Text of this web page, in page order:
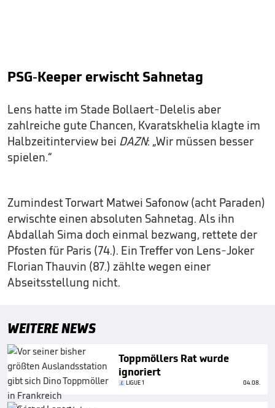
PSG-Keeper erwischt Sahnetag
Lens hatte im Stade Bollaert-Delelis aber
zahlreiche gute Chancen, Kvaratskhelia klagte im
Halbzeitinterview bei DAZN: „Wir müssen besser
spielen.“
Zumindest Torwart Matwei Safonow (acht Paraden)
erwischte einen absoluten Sahnetag. Als ihn
Abdallah Sima doch einmal bezwang, rettete der
Pfosten für Paris (74.). Ein Treffer von Lens-Joker
Florian Thauvin (87.) zählte wegen einer
Abseitsstellung nicht.
WEITERE NEWS
Toppmöllers Rat wurde
ignoriert
LIGUE 1 04.08.